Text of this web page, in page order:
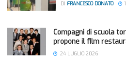
DI FRANCESCO DONATO
Compagni di scuola
propone il film
24 LUGLIO 2026